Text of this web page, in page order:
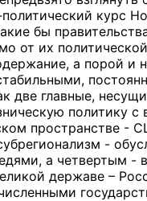
курс
бы
от их
а порой и
две главные,
политику
пространстве -
-
а четвертым -
державе –